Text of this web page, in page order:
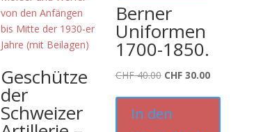
Geschütze
der
Schweizer
Berner
Uniformen
1700-1850.
CHF40.00 Ursprünglicher
CHF 40.00
CHF30.00Aktueller
In den